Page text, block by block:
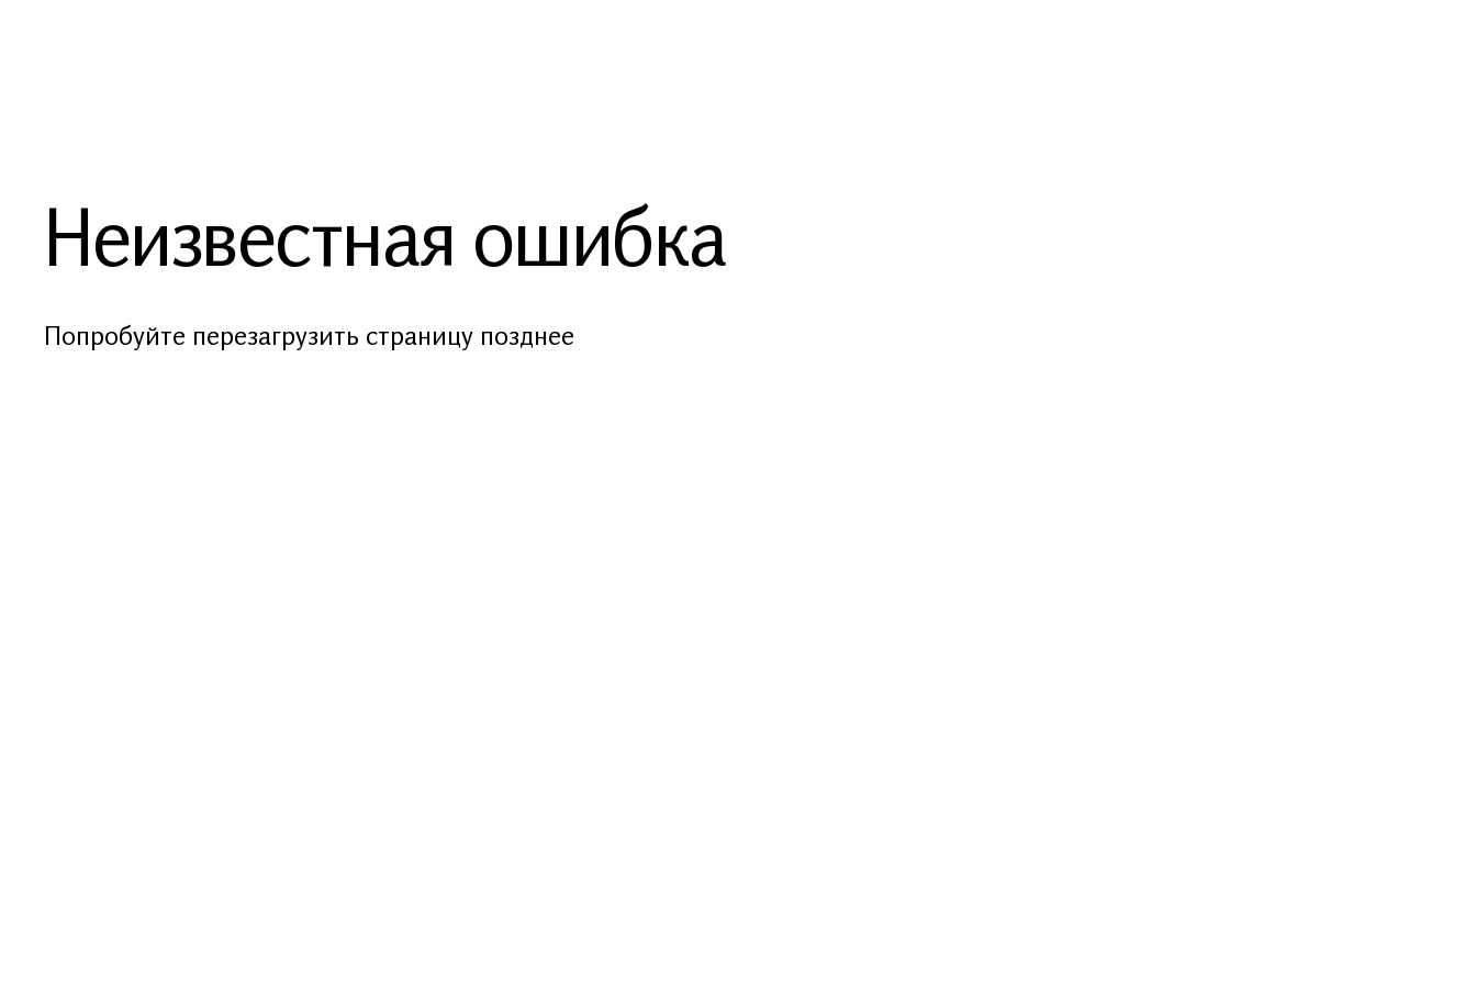
Неизвестная ошибка
Попробуйте перезагрузить страницу позднее